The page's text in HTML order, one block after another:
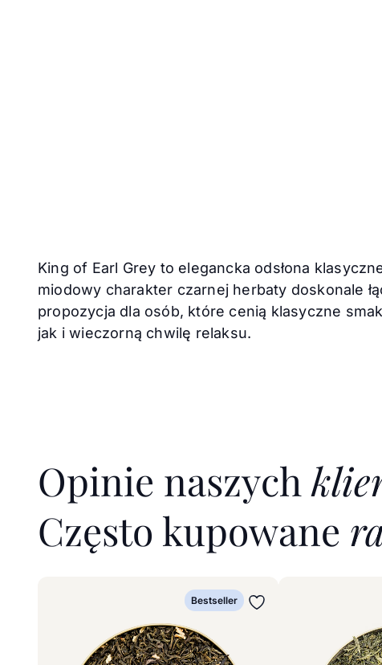
King of Earl Grey to elegancka odsłona
miodowy charakter czarnej herbaty doskonale
propozycja dla osób, które cenią klasyczne
jak i wieczorną chwilę relaksu.
Opinie naszych
Często kupowane
Bestseller